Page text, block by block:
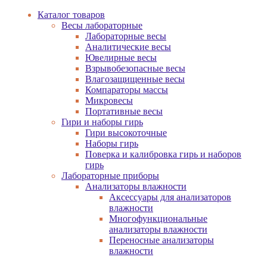
Каталог товаров
Весы лабораторные
Лабораторные весы
Аналитические весы
Ювелирные весы
Взрывобезопасные весы
Влагозащищенные весы
Компараторы массы
Микровесы
Портативные весы
Гири и наборы гирь
Гири высокоточные
Наборы гирь
Поверка и калибровка гирь и наборов
гирь
Лабораторные приборы
Анализаторы влажности
Аксессуары для анализаторов
влажности
Многофункциональные
анализаторы влажности
Переносные анализаторы
влажности